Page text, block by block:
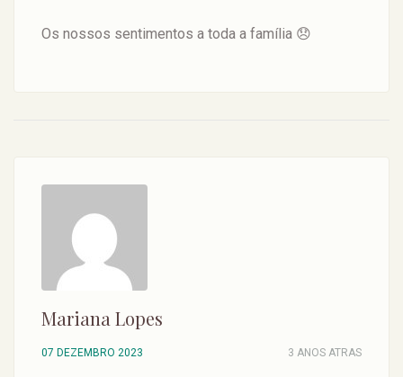
Os nossos sentimentos a toda a família 😞
Mariana Lopes
07 DEZEMBRO 2023 3 ANOS ATRAS